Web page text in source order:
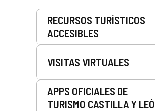
RECURSOS TURÍSTICOS
ACCESIBLES
VISITAS VIRTUALES
APPS OFICIALES DE
TURISMO CASTILLA Y